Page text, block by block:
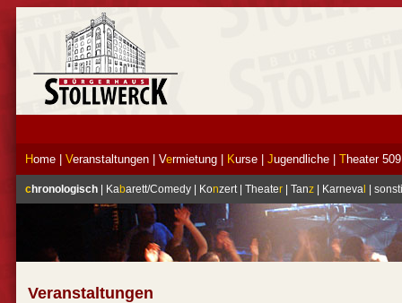
Home Veranstaltungen Vermietung Kurse Jugendliche Theater 509
chronologisch Kabarett/Comedy Konzert Theater Tanz Karneva sonsti
Veranstaltungen